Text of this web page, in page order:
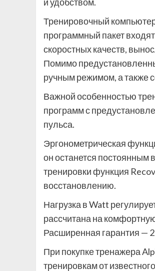
Тренировочный
программный пакет
скоростных качеств,
Помимо
ручным режимом, а также
Важной особенностью
программ с
пульса.
Эргонометрическая
он останется постоянным
тренировки функция
восстановлению.
Нагрузка в Watt
рассчитана на
Расширенная гарантия — 2
При покупке тренажера
тренировкам от